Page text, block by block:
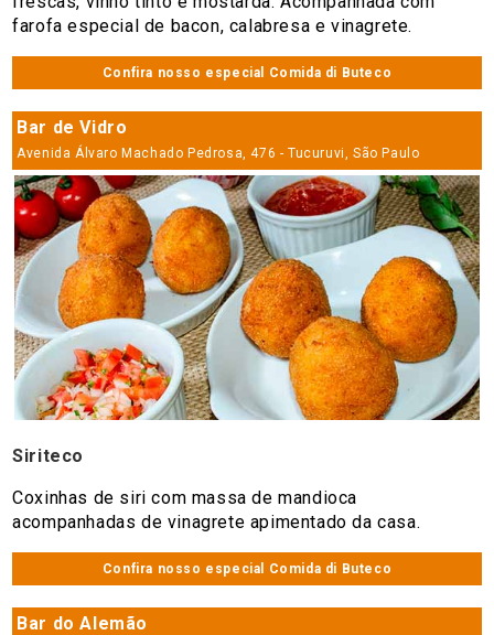
farofa especial de bacon, calabresa e vinagrete.
Confira nosso especial Comida di Buteco
Bar de Vidro
Avenida Álvaro Machado Pedrosa, 476 - Tucuruvi, São Paulo
Siriteco
Coxinhas de siri com massa de mandioca
acompanhadas de vinagrete apimentado da casa.
Confira nosso especial Comida di Buteco
Bar do Alemão